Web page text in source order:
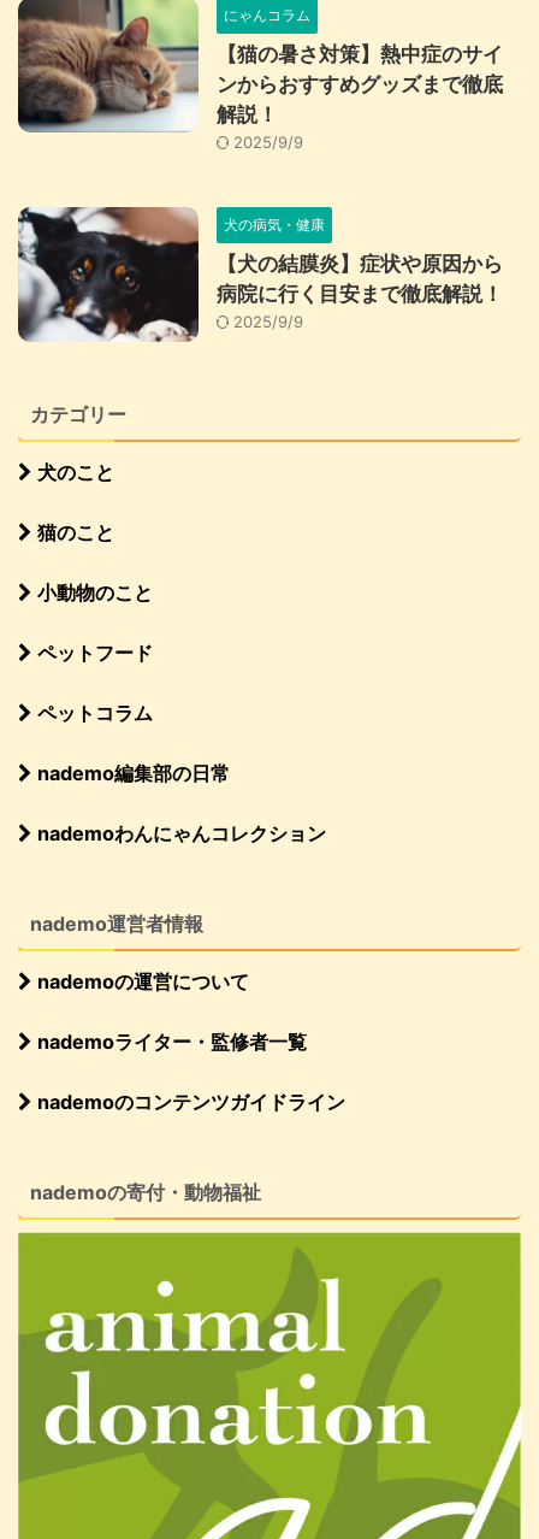
にゃんコラム
【猫の暑さ対策】熱中症のサイ
ンからおすすめグッズまで徹底
解説！
2025/9/9
犬の病気・健康
【犬の結膜炎】症状や原因から
病院に行く目安まで徹底解説！
2025/9/9
カテゴリー
犬のこと
猫のこと
小動物のこと
ペットフード
ペットコラム
nademo編集部の日常
nademoわんにゃんコレクション
nademo運営者情報
nademoの運営について
nademoライター・監修者一覧
nademoのコンテンツガイドライン
nademoの寄付・動物福祉